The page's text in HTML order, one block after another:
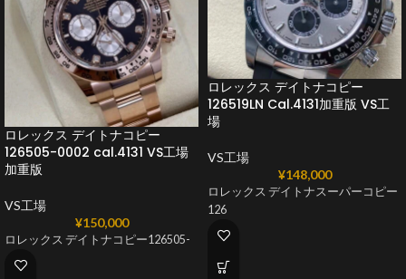
ロレックス デイトナコピー
126505-0002 cal.4131 VS工場
加重版
VS工場
¥150,000
ロレックス デイトナコピー126505-
ロレックス デイトナコピー
126519LN Cal.4131加重版 VS工
場
VS工場
¥148,000
ロレックス デイトナスーパーコピー
126